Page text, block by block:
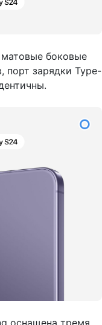
боковые
порт зарядки Type-